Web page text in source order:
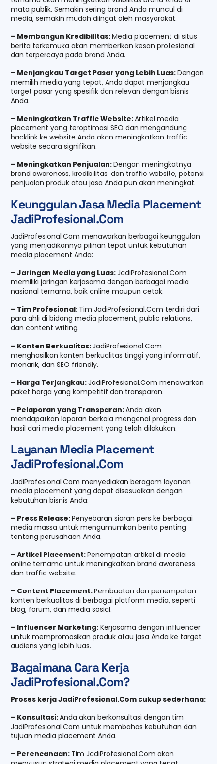
mata publik. Semakin sering brand Anda muncul di
media, semakin mudah diingat oleh masyarakat.
– Membangun Kredibilitas:Media placement di situs
berita terkemuka akan memberikan kesan profesional
dan terpercaya pada brand Anda.
– Menjangkau Target Pasar yang Lebih Luas:Dengan
memilih media yang tepat, Anda dapat menjangkau
target pasar yang spesifik dan relevan dengan bisnis
Anda.
– Meningkatkan Traffic Website:Artikel media
placement yang teroptimasi SEO dan mengandung
backlink ke website Anda akan meningkatkan traffic
website secara signifikan.
– Meningkatkan Penjualan:Dengan meningkatnya
brand awareness, kredibilitas, dan traffic website, potensi
penjualan produk atau jasa Anda pun akan meningkat.
Keunggulan Jasa Media Placement
JadiProfesional.Com
JadiProfesional.Com menawarkan berbagai keunggulan
yang menjadikannya pilihan tepat untuk kebutuhan
media placement Anda:
– Jaringan Media yang Luas:JadiProfesional.Com
memiliki jaringan kerjasama dengan berbagai media
nasional ternama, baik online maupun cetak.
– Tim Profesional: Tim JadiProfesional.Com terdiri dari
para ahli di bidang media placement, public relations,
dan content writing.
– Konten Berkualitas:JadiProfesional.Com
menghasilkan konten berkualitas tinggi yang informatif,
menarik, dan SEO friendly.
– Harga Terjangkau:JadiProfesional.Com menawarkan
paket harga yang kompetitif dan transparan.
– Pelaporan yang Transparan:Anda akan
mendapatkan laporan berkala mengenai progress dan
hasil dari media placement yang telah dilakukan.
Layanan Media Placement
JadiProfesional.Com
JadiProfesional.Com menyediakan beragam layanan
media placement yang dapat disesuaikan dengan
kebutuhan bisnis Anda:
– Press Release:Penyebaran siaran pers ke berbagai
media massa untuk mengumumkan berita penting
tentang perusahaan Anda.
– Artikel Placement:Penempatan artikel di media
online ternama untuk meningkatkan brand awareness
dan traffic website.
– Content Placement:Pembuatan dan penempatan
konten berkualitas di berbagai platform media, seperti
blog, forum, dan media sosial.
– Influencer Marketing: Kerjasama dengan influencer
untuk mempromosikan produk atau jasa Anda ke target
audiens yang lebih luas.
Bagaimana Cara Kerja
JadiProfesional.Com?
Proses kerja JadiProfesional.Com cukup sederhana:
– Konsultasi:Anda akan berkonsultasi dengan tim
JadiProfesional.Com untuk membahas kebutuhan dan
tujuan media placement Anda.
– Perencanaan: Tim JadiProfesional.Com akan